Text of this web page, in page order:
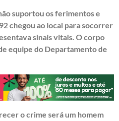
suportou os ferimentos e
chegou ao local para socorrer
sinais vitais. O corpo
equipe do Departamento de
o crime será um homem